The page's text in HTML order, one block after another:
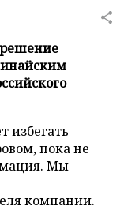
избегать
пока не
Мы
компании.